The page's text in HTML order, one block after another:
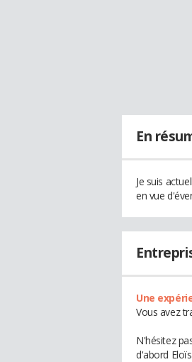
En
Je suis
en vue
Une
Vous avez
N'hésitez
d'abord